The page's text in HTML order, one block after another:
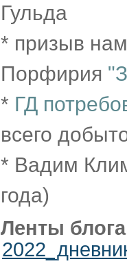
Гульда
* призыв
Порфирия
* ГД
всего
* Вадим
года)
Ленты